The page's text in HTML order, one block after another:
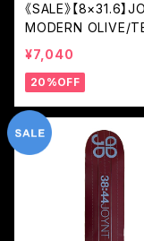
《SALE》【8×31.6】
MODERN OLIVE/
[JMO]
¥7,040
20%OFF